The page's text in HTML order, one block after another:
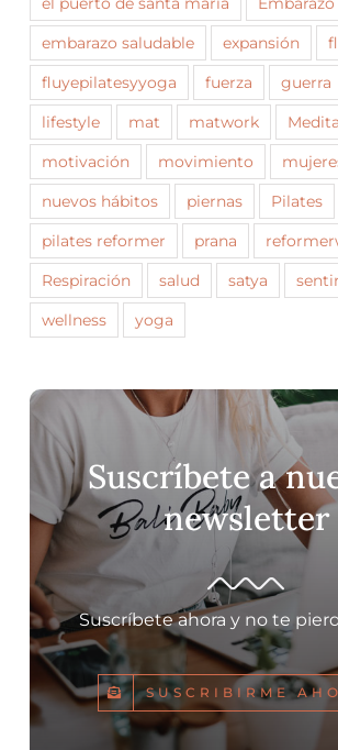
embarazo saludable
expansión
fluyepilatesyyoga
fuerza guerra
lifestyle
mat matwork
motivación
movimiento
nuevos hábitos
piernas
Pilates
pilates reformer
prana
Respiración
salud satya
wellness
yoga
Suscríbete a
newsletter
Suscríbete ahora y no te
SUSCRIBIRME